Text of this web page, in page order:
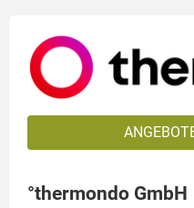
°thermondo GmbH